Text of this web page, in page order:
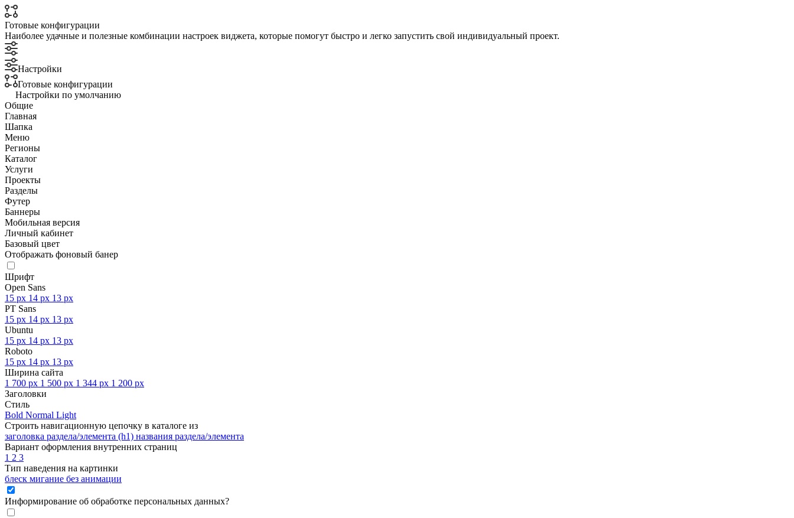
Готовые конфигурации
Наиболее удачные и полезные комбинации настроек виджета, которые помогут быстро и легко запустить свой индивидуальный проект.
Настройки
Готовые конфигурации
Настройки по умолчанию
Общие
Главная
Шапка
Меню
Регионы
Каталог
Услуги
Проекты
Разделы
Футер
Баннеры
Мобильная версия
Личный кабинет
Базовый цвет
Отображать фоновый банер
Шрифт
Open Sans
15 px 14 px 13 px
PT Sans
15 px 14 px 13 px
Ubuntu
15 px 14 px 13 px
Roboto
15 px 14 px 13 px
Ширина сайта
1 700 px 1 500 px 1 344 px 1 200 px
Заголовки
Стиль
Bold Normal Light
Строить навигационную цепочку в каталоге из
заголовка раздела/элемента (h1) названия раздела/элемента
Вариант оформления внутренних страниц
1 2 3
Тип наведения на картинки
блеск мигание без анимации
Информирование об обработке персональных данных?